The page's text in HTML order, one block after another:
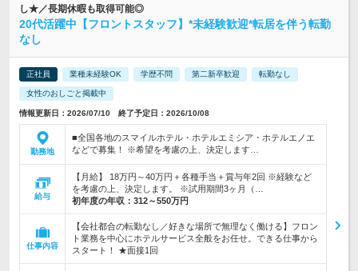
し★／長期休暇も取得可能◎
20代活躍中【フロントスタッフ】*未経験歓迎*転居を伴う転勤
なし
正社員 業種未経験OK 学歴不問 第二新卒歓迎 転勤なし
女性のおしごと掲載中
情報更新日：2026/07/10 終了予定日：2026/10/08
勤務地
■全国各地のスマイルホテル・ホテルエミシア・ホテルエノエ
などで募集！ ※希望を考慮の上、決定します…
給与
【月給】 18万円～40万円＋各種手当＋賞与年2回 ※経験など
を考慮の上、決定します。 ※試用期間3ヶ月（…
初年度の年収： 312～550万円
仕事内容
【会社都合の転勤なし／好きな場所で無理なく働ける】フロン
ト業務を中心にホテルサービス全般をお任せ。できる仕事から
スタート！ ★面接1回